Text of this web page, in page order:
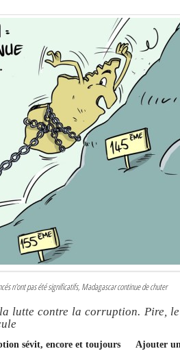
n'ont pas été significatifs, Madagascar continue de chuter
lutte contre la corruption. Pire,
sévit, encore et toujours Ajouter